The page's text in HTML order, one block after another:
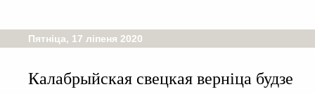
Пятніца, 17 ліпеня 2020
Калабрыйская свецкая верніца будзе